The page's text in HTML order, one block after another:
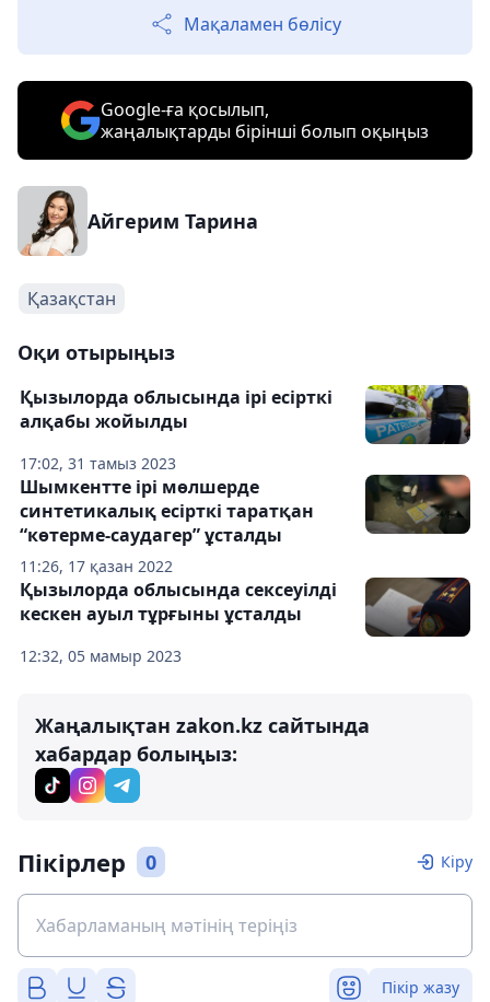
Мақаламен бөлісу
Google-ға қосылып,
жаңалықтарды бірінші болып оқыңыз
Айгерим Тарина
Қазақстан
Оқи отырыңыз
17:02, 31 тамыз 2023
Қызылорда облысында ірі есірткі
алқабы жойылды
11:26, 17 қазан 2022
Шымкентте ірі мөлшерде
синтетикалық есірткі таратқан
“көтерме-саудагер” ұсталды
12:32, 05 мамыр 2023
Қызылорда облысында сексеуілді
кескен ауыл тұрғыны ұсталды
Жаңалықтан zakon.kz сайтында
хабардар болыңыз:
Пікірлер 0 Кіру
Пікір жазу